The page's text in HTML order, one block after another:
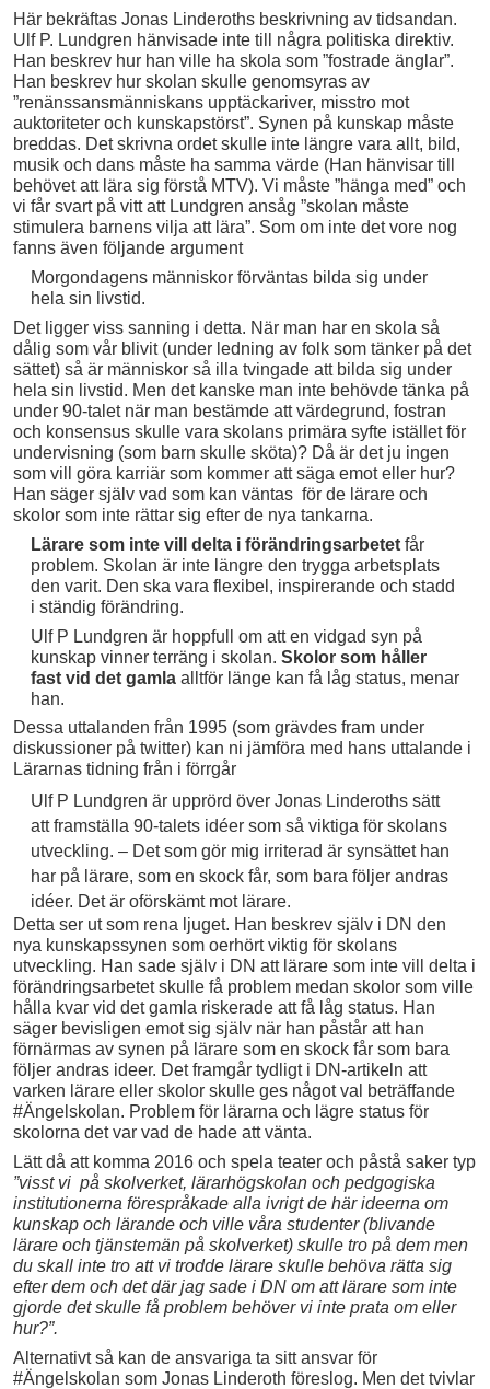
Här bekräftas Jonas Linderoths beskrivning av tidsandan.
Ulf P. Lundgren hänvisade inte till några politiska direktiv.
Han beskrev hur han ville ha skola som ”fostrade änglar”.
Han beskrev hur skolan skulle genomsyras av
”renänssansmänniskans upptäckariver, misstro mot
auktoriteter och kunskapstörst”. Synen på kunskap måste
breddas. Det skrivna ordet skulle inte längre vara allt, bild,
musik och dans måste ha samma värde (Han hänvisar till
behövet att lära sig förstå MTV). Vi måste ”hänga med” och
vi får svart på vitt att Lundgren ansåg ”skolan måste
stimulera barnens vilja att lära”. Som om inte det vore nog
fanns även följande argument
Morgondagens människor förväntas bilda sig under
hela sin livstid.
Det ligger viss sanning i detta. När man har en skola så
dålig som vår blivit (under ledning av folk som tänker på det
sättet) så är människor så illa tvingade att bilda sig under
hela sin livstid. Men det kanske man inte behövde tänka på
under 90-talet när man bestämde att värdegrund, fostran
och konsensus skulle vara skolans primära syfte istället för
undervisning (som barn skulle sköta)? Då är det ju ingen
som vill göra karriär som kommer att säga emot eller hur?
Han säger själv vad som kan väntas för de lärare och
skolor som inte rättar sig efter de nya tankarna.
Lärare som inte vill delta i förändringsarbetet får
problem. Skolan är inte längre den trygga arbetsplats
den varit. Den ska vara flexibel, inspirerande och stadd
i ständig förändring.
Ulf P Lundgren är hoppfull om att en vidgad syn på
kunskap vinner terräng i skolan. Skolor som håller
fast vid det gamla alltför länge kan få låg status, menar
han.
Dessa uttalanden från 1995 (som grävdes fram under
diskussioner på twitter) kan ni jämföra med hans uttalande i
Lärarnas tidning från i förrgår
Ulf P Lundgren är upprörd över Jonas Linderoths sätt
att framställa 90-talets idéer som så viktiga för skolans
utveckling. – Det som gör mig irriterad är synsättet han
har på lärare, som en skock får, som bara följer andras
idéer. Det är oförskämt mot lärare.
Detta ser ut som rena ljuget. Han beskrev själv i DN den
nya kunskapssynen som oerhört viktig för skolans
utveckling. Han sade själv i DN att lärare som inte vill delta i
förändringsarbetet skulle få problem medan skolor som ville
hålla kvar vid det gamla riskerade att få låg status. Han
säger bevisligen emot sig själv när han påstår att han
förnärmas av synen på lärare som en skock får som bara
följer andras ideer. Det framgår tydligt i DN-artikeln att
varken lärare eller skolor skulle ges något val beträffande
#Ängelskolan. Problem för lärarna och lägre status för
skolorna det var vad de hade att vänta.
Lätt då att komma 2016 och spela teater och påstå saker typ
”visst vi på skolverket, lärarhögskolan och pedgogiska
institutionerna förespråkade alla ivrigt de här ideerna om
kunskap och lärande och ville våra studenter (blivande
lärare och tjänstemän på skolverket) skulle tro på dem men
du skall inte tro att vi trodde lärare skulle behöva rätta sig
efter dem och det där jag sade i DN om att lärare som inte
gjorde det skulle få problem behöver vi inte prata om eller
hur?”.
Alternativt så kan de ansvariga ta sitt ansvar för
#Ängelskolan som Jonas Linderoth föreslog. Men det tvivlar